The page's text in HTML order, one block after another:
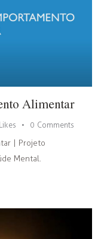
Alimentar
Likes 0 Comments
| Projeto
Mental.